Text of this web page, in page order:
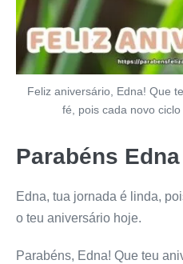
Feliz aniversário, Edna! Que
fé, pois cada novo
Parabéns Edna
Edna, tua jornada é linda,
o teu aniversário hoje.
Parabéns, Edna! Que teu